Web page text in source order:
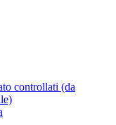
controllati (da